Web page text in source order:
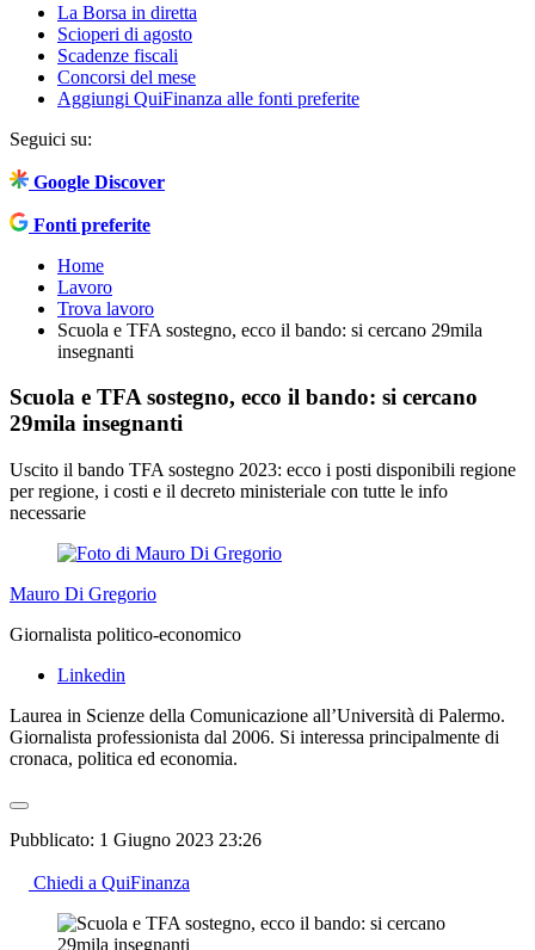
La Borsa in diretta
Scioperi di agosto
Scadenze fiscali
Concorsi del mese
Aggiungi QuiFinanza alle fonti preferite
Seguici su:
Google Discover
Fonti preferite
Home
Lavoro
Trova lavoro
Scuola e TFA sostegno, ecco il bando: si cercano 29mila
insegnanti
Scuola e TFA sostegno, ecco il bando: si cercano
29mila insegnanti
Uscito il bando TFA sostegno 2023: ecco i posti disponibili regione
per regione, i costi e il decreto ministeriale con tutte le info
necessarie
Mauro Di Gregorio
Giornalista politico-economico
Linkedin
Laurea in Scienze della Comunicazione all’Università di Palermo.
Giornalista professionista dal 2006. Si interessa principalmente di
cronaca, politica ed economia.
Pubblicato: 1 Giugno 2023 23:26
Chiedi a QuiFinanza